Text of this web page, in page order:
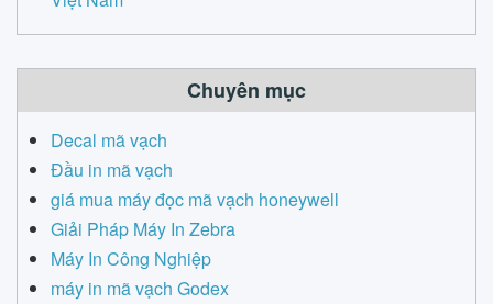
Chuyên mục
Decal mã vạch
Đầu in mã vạch
giá mua máy đọc mã vạch honeywell
Giải Pháp Máy In Zebra
Máy In Công Nghiệp
máy in mã vạch Godex